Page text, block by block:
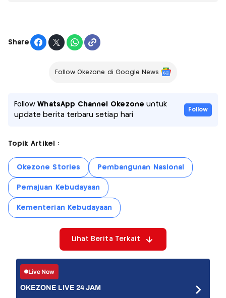
Share
Follow Okezone di Google News
FollowWhatsApp Channel Okezone untuk
update berita terbaru setiap hari
Follow
Topik Artikel :
Okezone Stories Pembangunan Nasional
Pemajuan Kebudayaan
Kementerian Kebudayaan
Lihat Berita Terkait
Live Now
OKEZONE LIVE 24 JAM